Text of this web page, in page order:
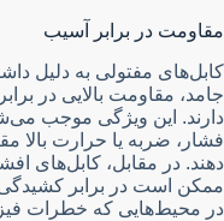
مقاومت در برابر آسیب
کابل‌های مفتولی به دلیل
جامد، مقاومت بالایی در
دارند. این ویژگی موجب
فشار، ضربه یا حرارت بالا
دهند. در مقابل، کابل‌های
ممکن است در برابر کشیدگی
در محیط‌هایی که خطرات